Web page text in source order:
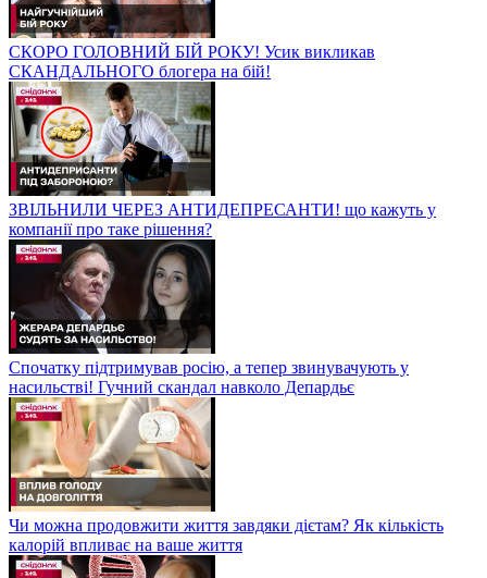
СКОРО ГОЛОВНИЙ БІЙ РОКУ! Усик викликав
СКАНДАЛЬНОГО блогера на бій!
ЗВІЛЬНИЛИ ЧЕРЕЗ АНТИДЕПРЕСАНТИ! що кажуть у
компанії про таке рішення?
Спочатку підтримував росію, а тепер звинувачують у
насильстві! Гучний скандал навколо Депардьє
Чи можна продовжити життя завдяки дієтам? Як кількість
калорій впливає на ваше життя